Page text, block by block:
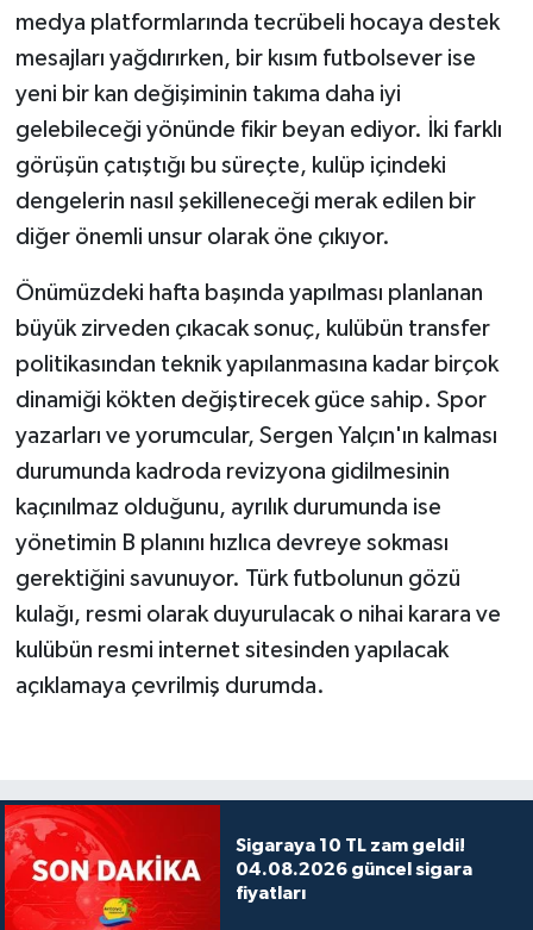
medya platformlarında tecrübeli hocaya destek
mesajları yağdırırken, bir kısım futbolsever ise
yeni bir kan değişiminin takıma daha iyi
gelebileceği yönünde fikir beyan ediyor. İki farklı
görüşün çatıştığı bu süreçte, kulüp içindeki
dengelerin nasıl şekilleneceği merak edilen bir
diğer önemli unsur olarak öne çıkıyor.
Önümüzdeki hafta başında yapılması planlanan
büyük zirveden çıkacak sonuç, kulübün transfer
politikasından teknik yapılanmasına kadar birçok
dinamiği kökten değiştirecek güce sahip. Spor
yazarları ve yorumcular, Sergen Yalçın'ın kalması
durumunda kadroda revizyona gidilmesinin
kaçınılmaz olduğunu, ayrılık durumunda ise
yönetimin B planını hızlıca devreye sokması
gerektiğini savunuyor. Türk futbolunun gözü
kulağı, resmi olarak duyurulacak o nihai karara ve
kulübün resmi internet sitesinden yapılacak
açıklamaya çevrilmiş durumda.
Sigaraya 10 TL zam geldi!
04.08.2026 güncel sigara
fiyatları